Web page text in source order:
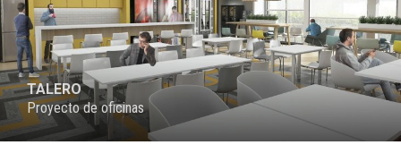
TALERO
Proyecto de oficinas